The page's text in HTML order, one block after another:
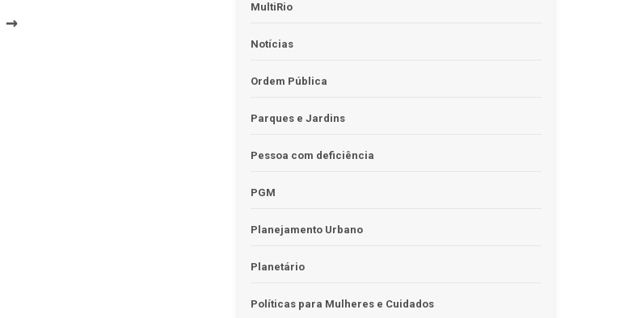
→
MultiRio
Notícias
Ordem Pública
Parques e Jardins
Pessoa com deficiência
PGM
Planejamento Urbano
Planetário
Políticas para Mulheres e Cuidados